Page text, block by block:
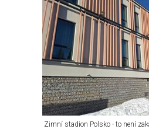
Zimní stadion Polsko - to není